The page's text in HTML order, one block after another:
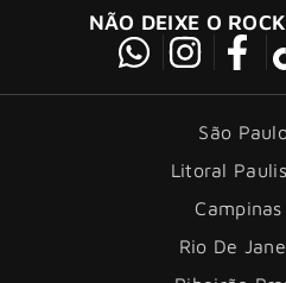
NÃO DEIXE O
São
Litoral
Rio De